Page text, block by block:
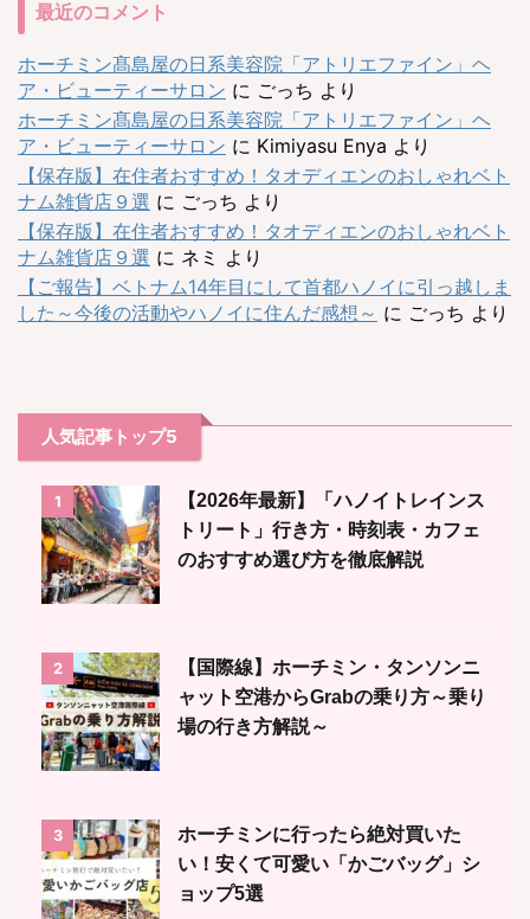
最近のコメント
ホーチミン髙島屋の日系美容院「アトリエファイン」ヘ
ア・ビューティーサロン に ごっち より
ホーチミン髙島屋の日系美容院「アトリエファイン」ヘ
ア・ビューティーサロン に Kimiyasu Enya より
【保存版】在住者おすすめ！タオディエンのおしゃれベト
ナム雑貨店９選 に ごっち より
【保存版】在住者おすすめ！タオディエンのおしゃれベト
ナム雑貨店９選 に ネミ より
【ご報告】ベトナム14年目にして首都ハノイに引っ越しま
した～今後の活動やハノイに住んだ感想～ に ごっち より
人気記事トップ5
1
【2026年最新】「ハノイトレインス
トリート」行き方・時刻表・カフェ
のおすすめ選び方を徹底解説
2
【国際線】ホーチミン・タンソンニ
ャット空港からGrabの乗り方～乗り
場の行き方解説～
3
ホーチミンに行ったら絶対買いた
い！安くて可愛い「かごバッグ」シ
ョップ5選